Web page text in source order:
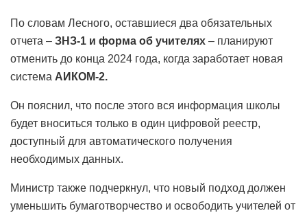
По словам Лесного, оставшиеся два обязательных
отчета – ЗНЗ-1 и форма об учителях – планируют
отменить до конца 2024 года, когда заработает новая
система АИКОМ-2.
Он пояснил, что после этого вся информация школы
будет вноситься только в один цифровой реестр,
доступный для автоматического получения
необходимых данных.
Министр также подчеркнул, что новый подход должен
уменьшить бумаготворчество и освободить учителей от